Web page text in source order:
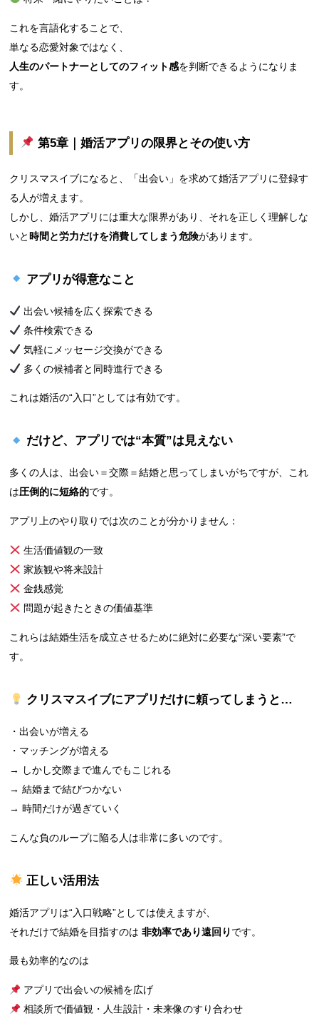
これを言語化することで、
単なる恋愛対象ではなく、
人生のパートナーとしてのフィット感を判断できるようになりま
す。
第5章｜婚活アプリの限界とその使い方
クリスマスイブになると、「出会い」を求めて婚活アプリに登録す
る人が増えます。
しかし、婚活アプリには重大な限界があり、それを正しく理解しな
いと 時間と労力だけを消費してしまう危険があります。
アプリが得意なこと
出会い候補を広く探索できる
条件検索できる
気軽にメッセージ交換ができる
多くの候補者と同時進行できる
これは婚活の“入口”としては有効です。
だけど、アプリでは“本質”は見えない
多くの人は、出会い＝交際＝結婚と思ってしまいがちですが、これ
は圧倒的に短絡的です。
アプリ上のやり取りでは次のことが分かりません：
生活価値観の一致
家族観や将来設計
金銭感覚
問題が起きたときの価値基準
これらは結婚生活を成立させるために絶対に必要な“深い要素”で
す。
クリスマスイブにアプリだけに頼ってしまうと…
・出会いが増える
・マッチングが増える
→ しかし交際まで進んでもこじれる
→ 結婚まで結びつかない
→ 時間だけが過ぎていく
こんな負のループに陥る人は非常に多いのです。
正しい活用法
婚活アプリは“入口戦略”としては使えますが、
それだけで結婚を目指すのは非効率であり遠回り です。
最も効率的なのは
アプリで出会いの候補を広げ
相談所で価値観・人生設計・未来像のすり合わせ